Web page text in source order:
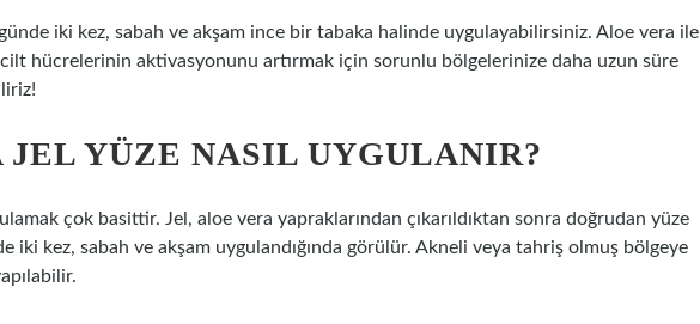
iki kez, sabah ve akşam ince bir tabaka halinde uygulayabilirsiniz. Aloe vera ile
hücrelerinin aktivasyonunu artırmak için sorunlu bölgelerinize daha uzun süre
JEL YÜZE NASIL UYGULANIR?
çok basittir. Jel, aloe vera yapraklarından çıkarıldıktan sonra doğrudan yüze
iki kez, sabah ve akşam uygulandığında görülür. Akneli veya tahriş olmuş bölgeye